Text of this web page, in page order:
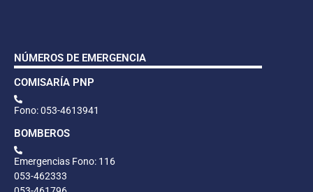
NÚMEROS DE EMERGENCIA
COMISARÍA PNP
Fono: 053-4613941
BOMBEROS
Emergencias Fono: 116
053-462333